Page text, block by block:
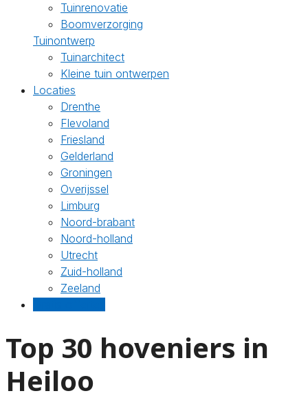
Tuinrenovatie
Boomverzorging
Tuinontwerp
Tuinarchitect
Kleine tuin ontwerpen
Locaties
Drenthe
Flevoland
Friesland
Gelderland
Groningen
Overijssel
Limburg
Noord-brabant
Noord-holland
Utrecht
Zuid-holland
Zeeland
Top 30 hoveniers in
Heiloo